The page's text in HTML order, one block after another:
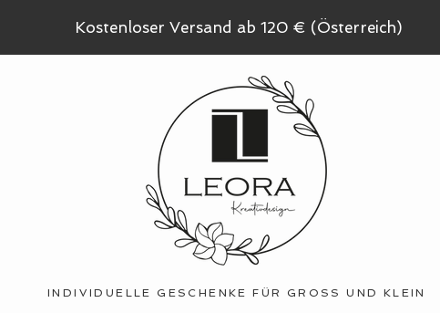
Kostenloser Versand ab 120 € (Österreich)
INDIVIDUELLE GESCHENKE FÜR GROSS UND KLEIN